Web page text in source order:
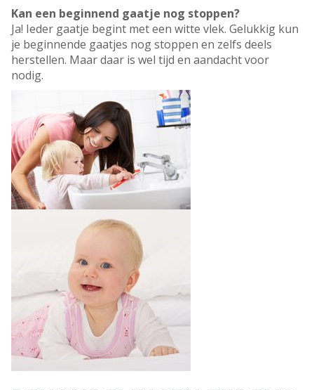
Kan een beginnend gaatje nog stoppen?
Ja! Ieder gaatje begint met een witte vlek. Gelukkig kun
je beginnende gaatjes nog stoppen en zelfs deels
herstellen. Maar daar is wel tijd en aandacht voor
nodig.